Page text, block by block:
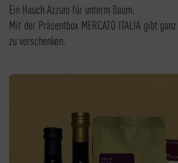
Ein Hauch Azzuro für unterm Baum.
Mit der Präsentbox MERCATO ITALIA gibt
zu verschenken.